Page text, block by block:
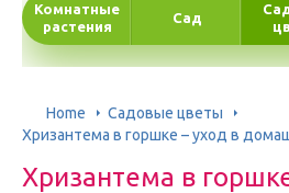
Комнатные
растения
Сад
Home
Садовые цветы
Хризантема в горшке – уход в
Хризантема в